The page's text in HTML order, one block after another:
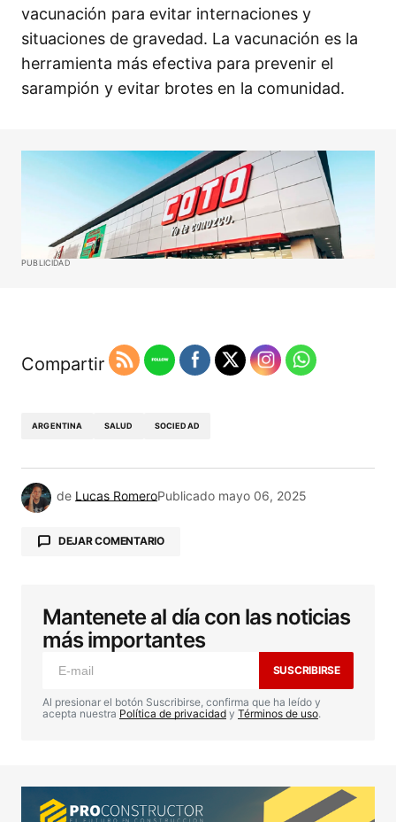
vacunación para evitar internaciones y
situaciones de gravedad. La vacunación es la
herramienta más efectiva para prevenir el
sarampión y evitar brotes en la comunidad.
PUBLICIDAD
Compartir
ARGENTINA SALUD SOCIEDAD
de Lucas RomeroPublicado mayo 06, 2025
DEJAR COMENTARIO
Tu dirección de correo electrónico no será
publicada. Los campos obligatorios están
marcados con *
Comentario*
Your Name*
Mantenete al día con las noticias
más importantes
SUSCRIBIRSE
Al presionar el botón Suscribirse, confirma que ha leído y
acepta nuestra Política de privacidad y Términos de uso.